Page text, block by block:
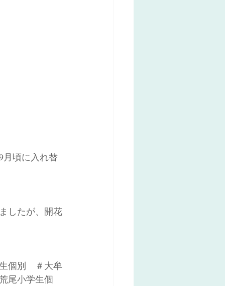
月頃に入れ替
したが、開花
個別　＃大牟
尾小学生個